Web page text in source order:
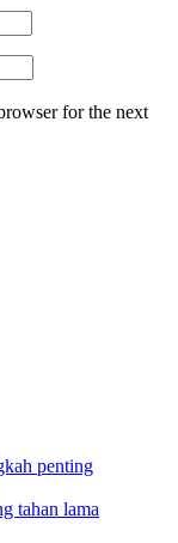
for the next
penting
tahan lama